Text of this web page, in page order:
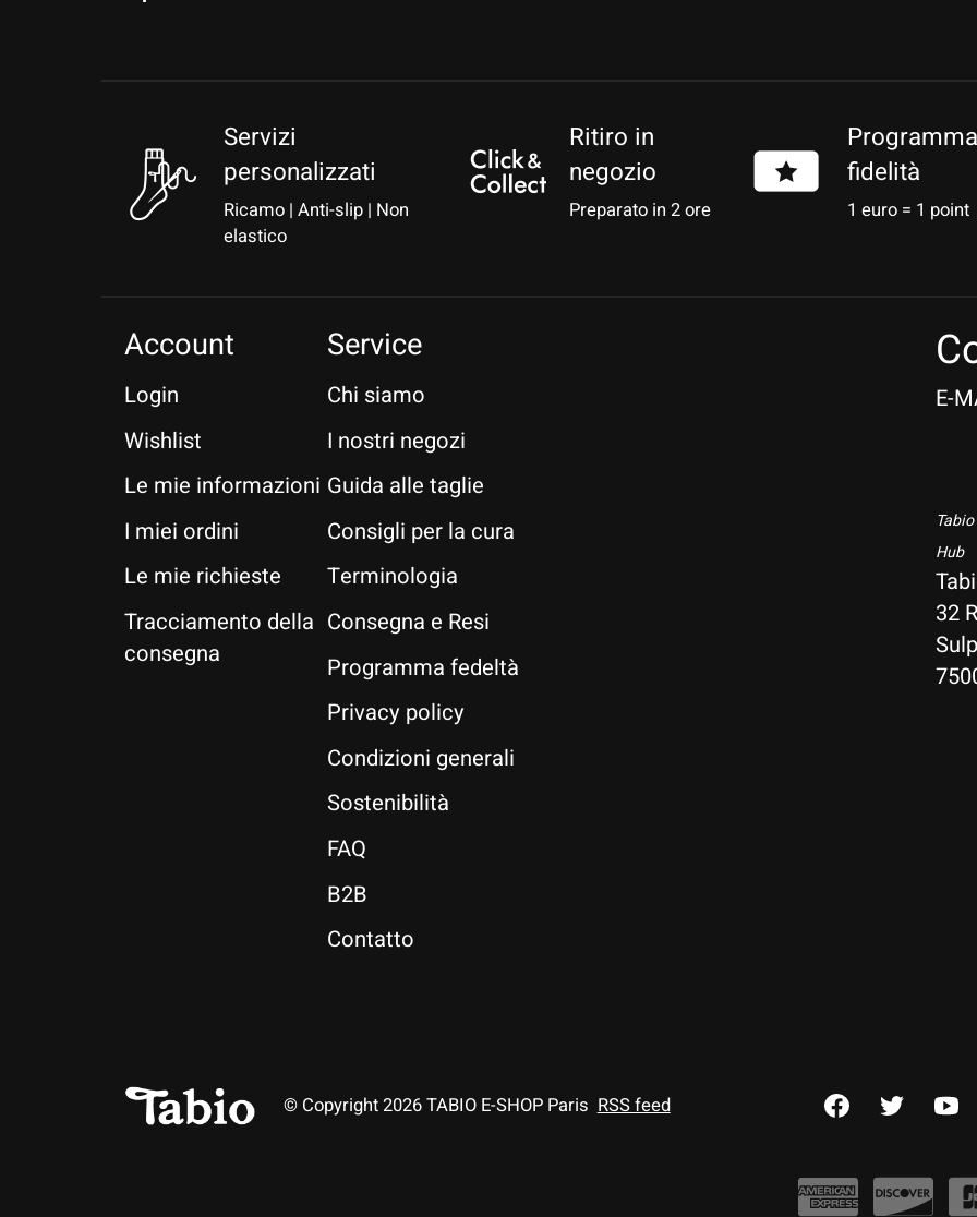
Servizi
personalizzati
Ricamo | Anti-slip | Non
elastico
Ritiro in
negozio
Preparato in 2 ore
Programma
fidelità
1 euro = 1 point
Account
Login
Wishlist
Le mie informazioni
I miei ordini
Le mie richieste
Tracciamento della
consegna
Service
Chi siamo
I nostri negozi
Guida alle taglie
Consigli per la cura
Terminologia
Consegna e Resi
Programma fedeltà
Privacy policy
Condizioni generali
Sostenibilità
FAQ
B2B
Contatto
E-
Hub
32
© Copyright 2026 TABIO E-SHOP Paris RSS feed